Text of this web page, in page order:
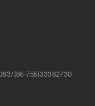
(86-755)33382730